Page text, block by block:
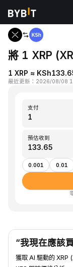
首頁 XRP to KES
將 1 XRP
1 XRP ≈
最近更新 ： 2026/08/08
支付
預估收到
0.001 0.01
“我現在應該
獲取 AI 驅動的 XRP